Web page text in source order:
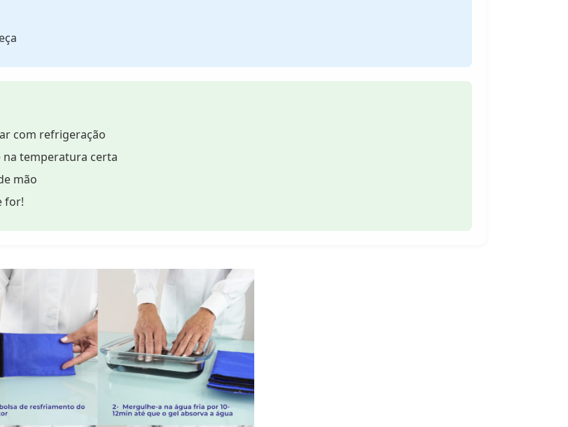
com refrigeração
na temperatura certa
mão
for!